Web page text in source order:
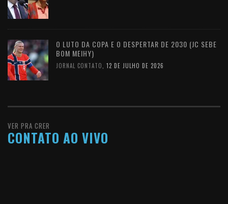
O LUTO DA COPA E O DESPERTAR DE 2030 (JC SEBE
BOM MEIHY)
JORNAL CONTATO 12 DE JULHO DE 2026
VER PRA CRER
CONTATO AO VIVO